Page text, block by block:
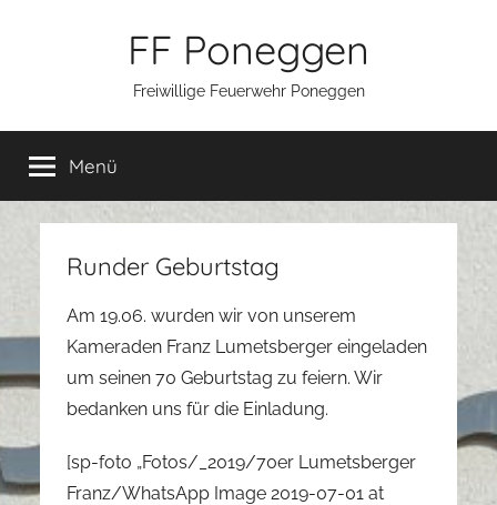
FF Poneggen
Freiwillige Feuerwehr Poneggen
Menü
Runder Geburtstag
Am 19.06. wurden wir von unserem
Kameraden Franz Lumetsberger eingeladen
um seinen 70 Geburtstag zu feiern. Wir
bedanken uns für die Einladung.
[sp-foto „Fotos/_2019/70er Lumetsberger
Franz/WhatsApp Image 2019-07-01 at